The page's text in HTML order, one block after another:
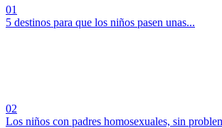
01
5 destinos para que los niños pasen unas...
02
Los niños con padres homosexuales, sin